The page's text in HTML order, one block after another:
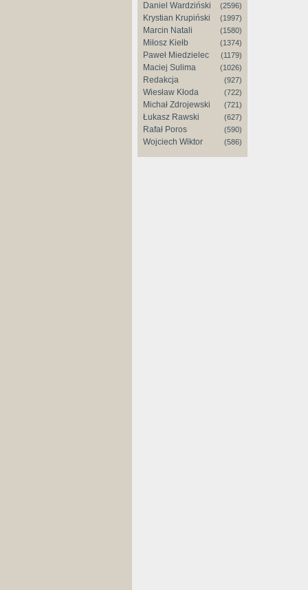
Daniel Wardziński (2596)
Krystian Krupiński (1997)
Marcin Natali (1580)
Miłosz Kiełb (1374)
Paweł Miedzielec (1179)
Maciej Sulima (1026)
Redakcja (927)
Wiesław Kłoda (722)
Michał Zdrojewski (721)
Łukasz Rawski (627)
Rafał Poros (590)
Wojciech Wiktor (586)